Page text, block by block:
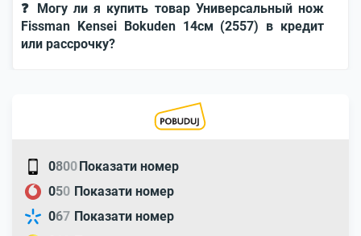
❓ Могу ли я купить товар Универсальный нож
Fissman Kensei Bokuden 14см (2557) в кредит
или рассрочку?
0800Показати номер
050 Показати номер
067 Показати номер